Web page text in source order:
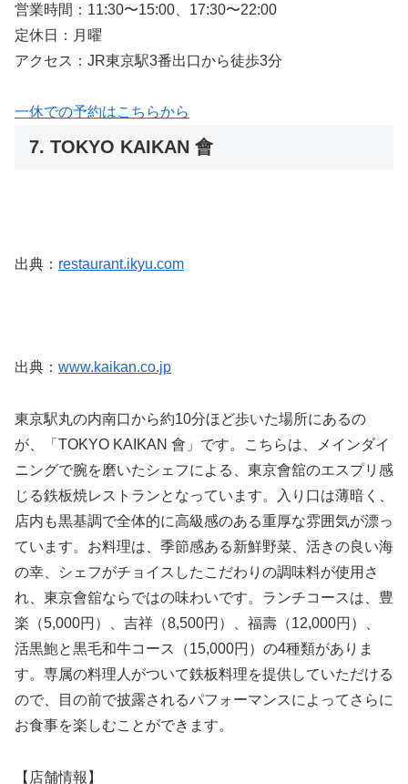
営業時間：11:30〜15:00、17:30〜22:00
定休日：月曜
アクセス：JR東京駅3番出口から徒歩3分
一休での予約はこちらから
7. TOKYO KAIKAN 會
出典： restaurant.ikyu.com
出典： www.kaikan.co.jp
東京駅丸の内南口から約10分ほど歩いた場所にあるの
が、「TOKYO KAIKAN 會」です。こちらは、メインダイ
ニングで腕を磨いたシェフによる、東京會舘のエスプリ感
じる鉄板焼レストランとなっています。入り口は薄暗く、
店内も黒基調で全体的に高級感のある重厚な雰囲気が漂っ
ています。お料理は、季節感ある新鮮野菜、活きの良い海
の幸、シェフがチョイスしたこだわりの調味料が使用さ
れ、東京會舘ならではの味わいです。ランチコースは、豊
楽（5,000円）、吉祥（8,500円）、福壽（12,000円）、
活黒鮑と黒毛和牛コース（15,000円）の4種類がありま
す。専属の料理人がついて鉄板料理を提供していただける
ので、目の前で披露されるパフォーマンスによってさらに
お食事を楽しむことができます。
【店舗情報】